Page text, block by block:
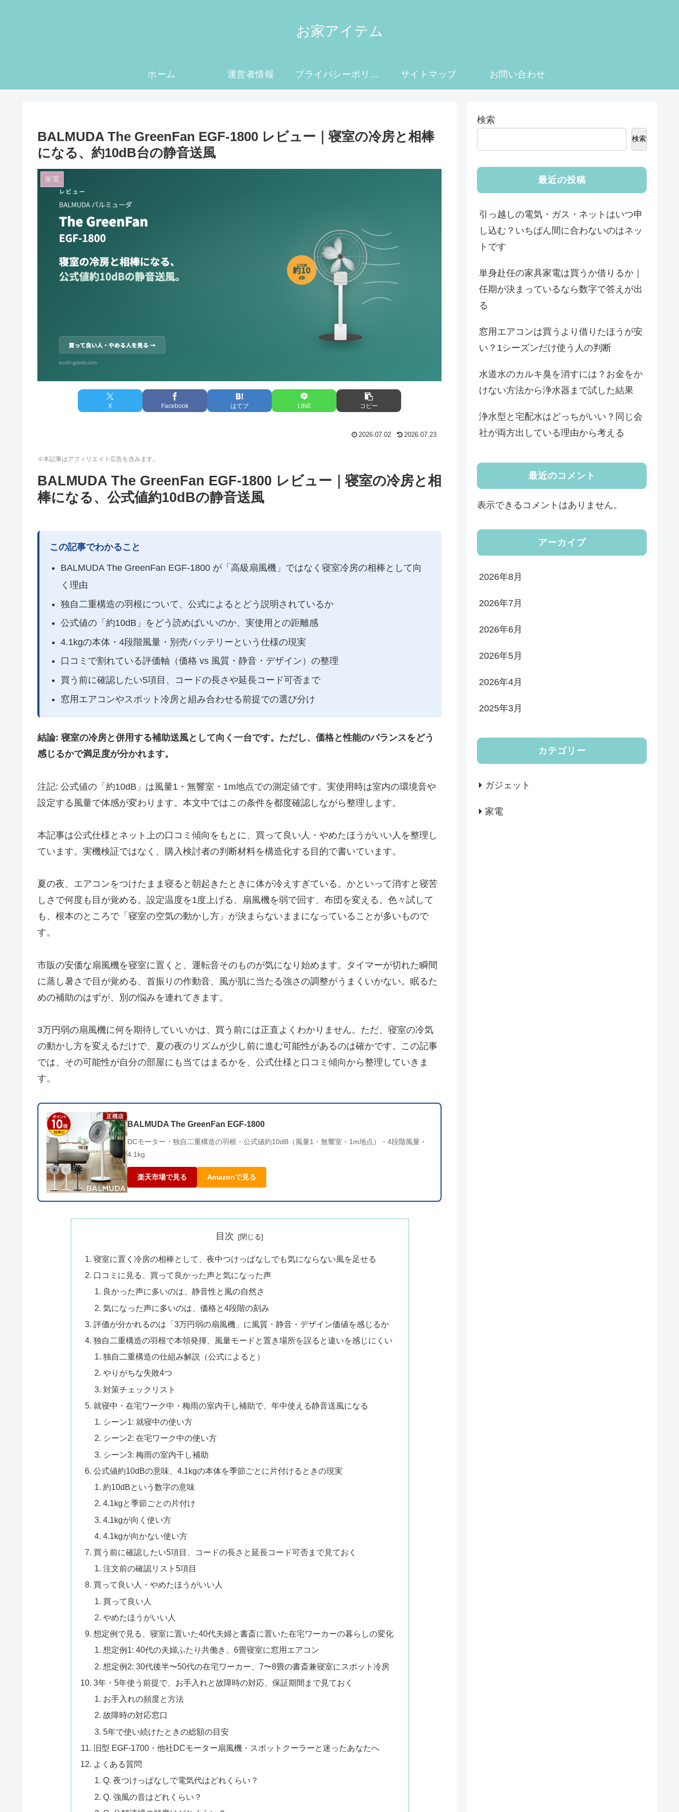
お家アイテム
ホーム 運営者情報 プライバシーポリシー サイトマップ お問い合わせ
BALMUDA The GreenFan EGF-1800 レビュー｜寝室の冷房と相棒
になる、約10dB台の静音送風
家電
X Facebook はてブ LINE コピー
2026.07.02 2026.07.23
※本記事はアフィリエイト広告を含みます。
BALMUDA The GreenFan EGF-1800 レビュー｜寝室の冷房と相
棒になる、公式値約10dBの静音送風
この記事でわかること
BALMUDA The GreenFan EGF-1800 が「高級扇風機」ではなく寝室冷房の相棒として向
く理由
独自二重構造の羽根について、公式によるとどう説明されているか
公式値の「約10dB」をどう読めばいいのか、実使用との距離感
4.1kgの本体・4段階風量・別売バッテリーという仕様の現実
口コミで割れている評価軸（価格 vs 風質・静音・デザイン）の整理
買う前に確認したい5項目、コードの長さや延長コード可否まで
窓用エアコンやスポット冷房と組み合わせる前提での選び分け
結論: 寝室の冷房と併用する補助送風として向く一台です。ただし、価格と性能のバランスをどう
感じるかで満足度が分かれます。
注記: 公式値の「約10dB」は風量1・無響室・1m地点での測定値です。実使用時は室内の環境音や
設定する風量で体感が変わります。本文中ではこの条件を都度確認しながら整理します。
本記事は公式仕様とネット上の口コミ傾向をもとに、買って良い人・やめたほうがいい人を整理し
ています。実機検証ではなく、購入検討者の判断材料を構造化する目的で書いています。
夏の夜、エアコンをつけたまま寝ると朝起きたときに体が冷えすぎている。かといって消すと寝苦
しさで何度も目が覚める。設定温度を1度上げる、扇風機を弱で回す、布団を変える。色々試して
も、根本のところで「寝室の空気の動かし方」が決まらないままになっていることが多いもので
す。
市販の安価な扇風機を寝室に置くと、運転音そのものが気になり始めます。タイマーが切れた瞬間
に蒸し暑さで目が覚める、首振りの作動音、風が肌に当たる強さの調整がうまくいかない。眠るた
めの補助のはずが、別の悩みを連れてきます。
3万円弱の扇風機に何を期待していいかは、買う前には正直よくわかりません。ただ、寝室の冷気
の動かし方を変えるだけで、夏の夜のリズムが少し前に進む可能性があるのは確かです。この記事
では、その可能性が自分の部屋にも当てはまるかを、公式仕様と口コミ傾向から整理していきま
す。
BALMUDA The GreenFan EGF-1800
DCモーター・独自二重構造の羽根・公式値約10dB（風量1・無響室・1m地点）・4段階風量・
4.1kg
楽天市場で見る Amazonで見る
目次
寝室に置く冷房の相棒として、夜中つけっぱなしでも気にならない風を足せる
口コミに見る、買って良かった声と気になった声
良かった声に多いのは、静音性と風の自然さ
気になった声に多いのは、価格と4段階の刻み
評価が分かれるのは「3万円弱の扇風機」に風質・静音・デザイン価値を感じるか
独自二重構造の羽根で本領発揮、風量モードと置き場所を誤ると違いを感じにくい
独自二重構造の仕組み解説（公式によると）
やりがちな失敗4つ
対策チェックリスト
就寝中・在宅ワーク中・梅雨の室内干し補助で、年中使える静音送風になる
シーン1: 就寝中の使い方
シーン2: 在宅ワーク中の使い方
シーン3: 梅雨の室内干し補助
公式値約10dBの意味、4.1kgの本体を季節ごとに片付けるときの現実
約10dBという数字の意味
4.1kgと季節ごとの片付け
4.1kgが向く使い方
4.1kgが向かない使い方
買う前に確認したい5項目、コードの長さと延長コード可否まで見ておく
注文前の確認リスト5項目
買って良い人・やめたほうがいい人
買って良い人
やめたほうがいい人
想定例で見る、寝室に置いた40代夫婦と書斎に置いた在宅ワーカーの暮らしの変化
想定例1: 40代の夫婦ふたり共働き、6畳寝室に窓用エアコン
想定例2: 30代後半〜50代の在宅ワーカー、7〜8畳の書斎兼寝室にスポット冷房
3年・5年使う前提で、お手入れと故障時の対応、保証期間まで見ておく
お手入れの頻度と方法
故障時の対応窓口
5年で使い続けたときの総額の目安
旧型 EGF-1700・他社DCモーター扇風機・スポットクーラーと迷ったあなたへ
よくある質問
Q. 夜つけっぱなしで電気代はどれくらい？
Q. 強風の音はどれくらい？
検索
検索
最近の投稿
引っ越しの電気・ガス・ネットはいつ申
し込む？いちばん間に合わないのはネッ
トです
単身赴任の家具家電は買うか借りるか｜
任期が決まっているなら数字で答えが出
る
窓用エアコンは買うより借りたほうが安
い？1シーズンだけ使う人の判断
水道水のカルキ臭を消すには？お金をか
けない方法から浄水器まで試した結果
浄水型と宅配水はどっちがいい？同じ会
社が両方出している理由から考える
最近のコメント
表示できるコメントはありません。
アーカイブ
2026年8月
2026年7月
2026年6月
2026年5月
2026年4月
2025年3月
カテゴリー
ガジェット
家電